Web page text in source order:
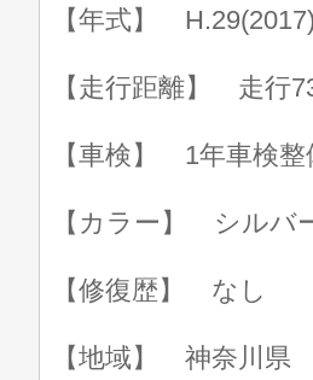
【年式】
【走行距離】 走行
【車検】 1年車検整
【カラー】 シルバ
【修復歴】 なし
【地域】 神奈川県